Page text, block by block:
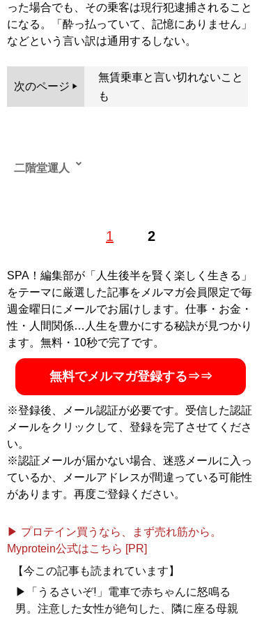
った場合でも、その乗客は現行犯逮捕されること
になる。「酔っ払っていて、記憶にありません」
などという言い訳は通用するしない。
次のページ
無賃乗車と言い切れないこと
も
1 2
二階堂運人
して東京23区内を走り回り、さまざまな人との出会いの
発信する。また、最大手宅配会社に長年宅配ドライバー
として勤務した経験とネットワークを活かし、大手経済
誌のWEB版などで宅配関連の記事も執筆する。タクシ
ー・宅配業界の現場視点から、「物」・「人」・「運
ぶ」・「届ける」をそれぞれハード（荷物・人）だけで
はなく、ソフト（心と気持ち）の面を中心に記事を執筆
中。ブログ
「二階堂運人ホームページ」
SPA！編集部が「人生後半を賢く楽しく生きる」
をテーマに厳選した記事をメルマガ会員限定で毎
週金曜日にメールでお届けします。仕事・お金・
性・人間関係…人生を豊かにする秘訣が見つかり
ます。無料・10秒で完了です。
無料でメルマガ登録する⇒⇒
※登録後、メール認証が必要です。受信した認証
メールをクリックして、登録を完了させてくださ
い。
※認証メールが届かない場合、迷惑メールに入っ
ているか、メールアドレスが間違っている可能性
があります。再度ご登録ください。
▶ プロテイン買うなら、まず売れ筋から。
Myprotein公式はこちら [PR]
【今この記事も読まれています】
▶「うるさいぞ!」電車で赤ちゃんに怒鳴る
男。注意した女性が絶句した、隣に座る母親